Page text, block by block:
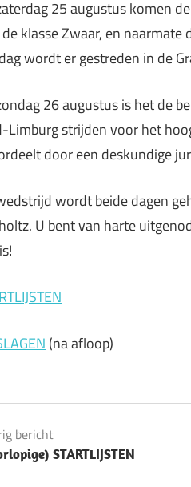
25 augustus komen
klasse Zwaar, en
wordt er gestreden in de
26 augustus is het de
Limburg strijden voor het
door een deskundige
wordt beide dagen
U bent van harte
(na afloop)
bericht
STARTLIJSTEN